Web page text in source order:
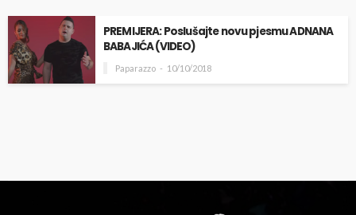
PREMIJERA: Poslušajte novu pjesmu ADNANA
BABAJIĆA (VIDEO)
Paparazzo 10/10/2018